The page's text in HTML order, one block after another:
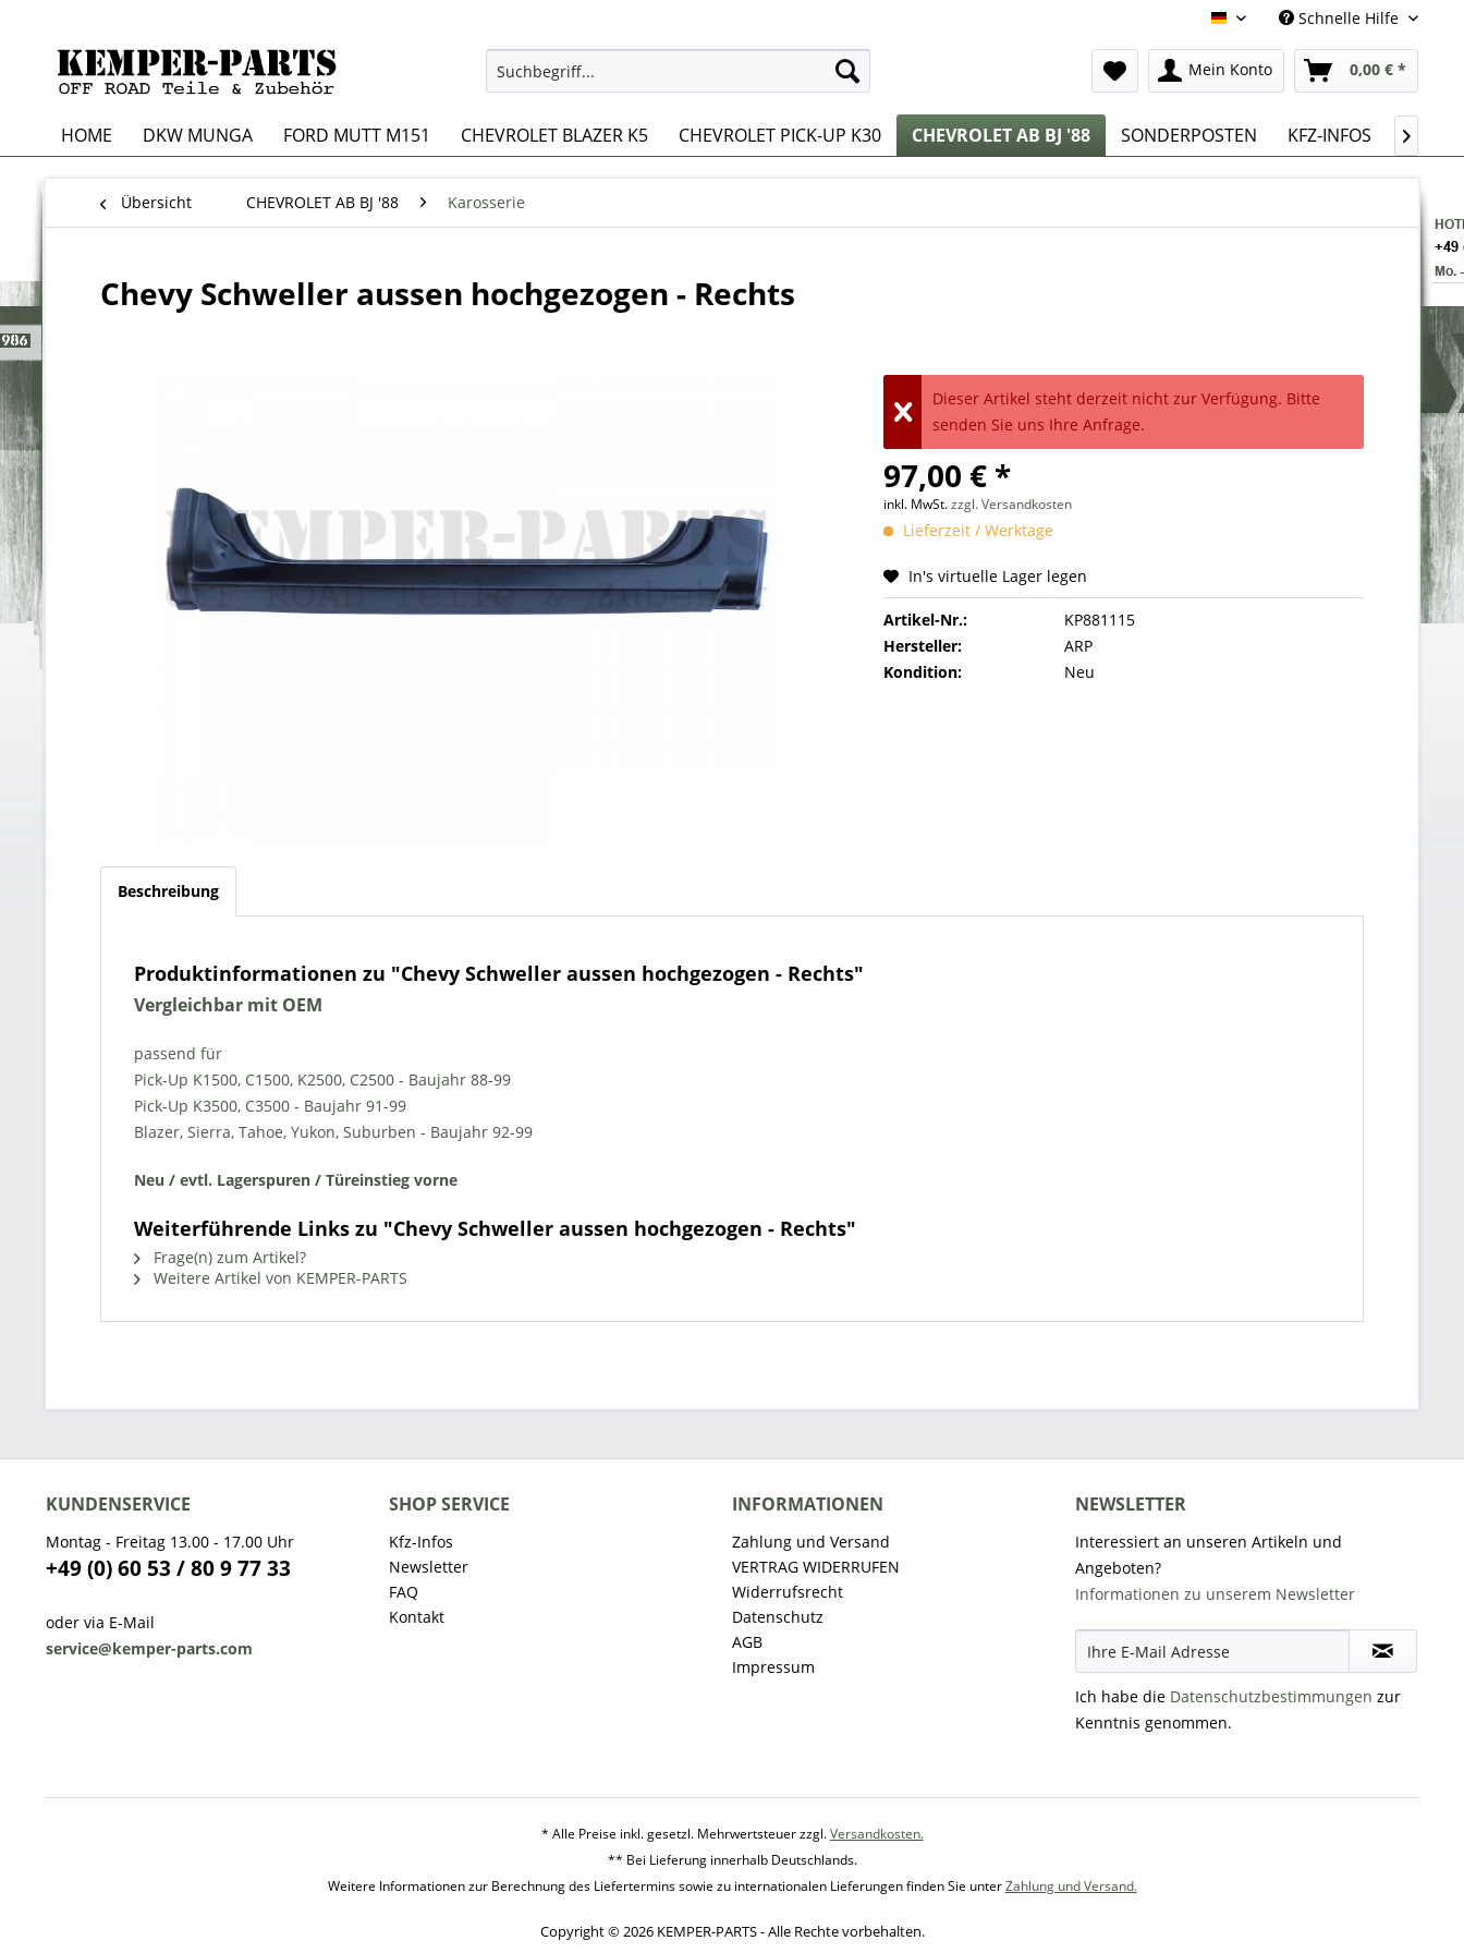
Deutsch Schnelle Hilfe
Mein Konto 0,00 € *
HOME DKW MUNGA FORD MUTT M151 CHEVROLET BLAZER K5 CHEVROLET PICK-UP K30 CHEVROLET AB BJ '88 SONDERPOSTEN KFZ-INFOS 
Übersicht CHEVROLET AB BJ '88 Karosserie
Chevy Schweller aussen hochgezogen - Rechts
Dieser Artikel steht derzeit nicht zur Verfügung. Bitte
senden Sie uns Ihre Anfrage.
97,00 € *
inkl. MwSt.zzgl. Versandkosten
Lieferzeit / Werktage
In's virtuelle Lager legen
Artikel-Nr.:
KP881115
Hersteller:
ARP
Kondition:
Neu
Beschreibung
Produktinformationen zu "Chevy Schweller aussen hochgezogen - Rechts"
Vergleichbar mit OEM
passend für
Pick-Up K1500, C1500, K2500, C2500 - Baujahr 88-99
Pick-Up K3500, C3500 - Baujahr 91-99
Blazer, Sierra, Tahoe, Yukon, Suburben - Baujahr 92-99
Neu / evtl. Lagerspuren / Türeinstieg vorne
Weiterführende Links zu "Chevy Schweller aussen hochgezogen - Rechts"
Frage(n) zum Artikel?
Weitere Artikel von KEMPER-PARTS
KUNDENSERVICE
Montag - Freitag 13.00 - 17.00 Uhr
+49 (0) 60 53 / 80 9 77 33
oder via E-Mail
service@kemper-parts.com
SHOP SERVICE
Kfz-Infos
Newsletter
FAQ
Kontakt
INFORMATIONEN
Zahlung und Versand
VERTRAG WIDERRUFEN
Widerrufsrecht
Datenschutz
AGB
Impressum
NEWSLETTER
Interessiert an unseren Artikeln und
Angeboten?
Informationen zu unserem Newsletter
Ich habe die Datenschutzbestimmungen zur
Kenntnis genommen.
* Alle Preise inkl. gesetzl. Mehrwertsteuer zzgl.Versandkosten.
** Bei Lieferung innerhalb Deutschlands.
Weitere Informationen zur Berechnung des Liefertermins sowie zu internationalen Lieferungen finden Sie unterZahlung und Versand.
Copyright © 2026 KEMPER-PARTS - Alle Rechte vorbehalten.